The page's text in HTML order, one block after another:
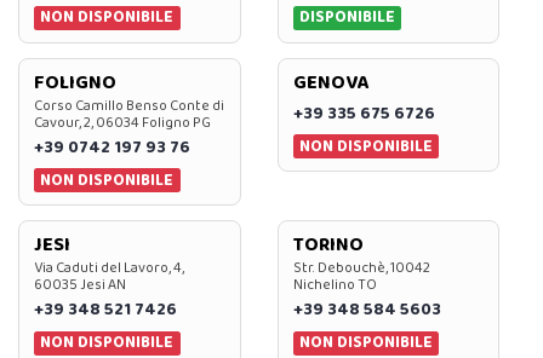
NON DISPONIBILE
DISPONIBILE
FOLIGNO
Corso Camillo Benso Conte di
Cavour, 2, 06034 Foligno PG
+39 0742 197 93 76
NON DISPONIBILE
GENOVA
+39 335 675 6726
NON DISPONIBILE
JESI
Via Caduti del Lavoro, 4,
60035 Jesi AN
+39 348 521 7426
NON DISPONIBILE
TORINO
Str. Debouchè, 10042
Nichelino TO
+39 348 584 5603
NON DISPONIBILE